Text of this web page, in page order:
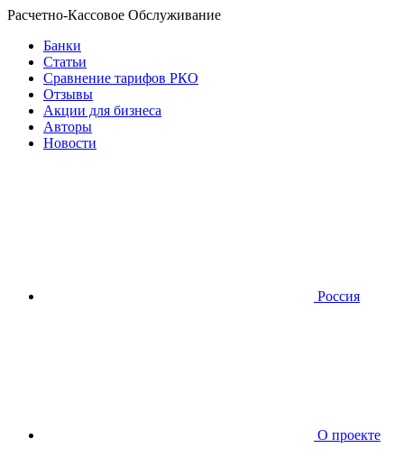
Расчетно-Кассовое Обслуживание
Банки
Статьи
Сравнение тарифов РКО
Отзывы
Акции для бизнеса
Авторы
Новости
Россия
О проекте